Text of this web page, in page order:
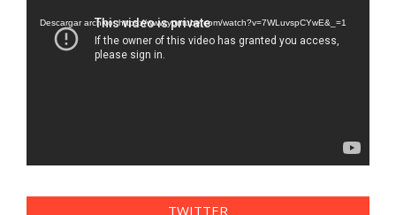
vídeo
Descargar archivo: https://www.youtube.com/watch?v=7WLuvspCYwE&_=1
TWITTER